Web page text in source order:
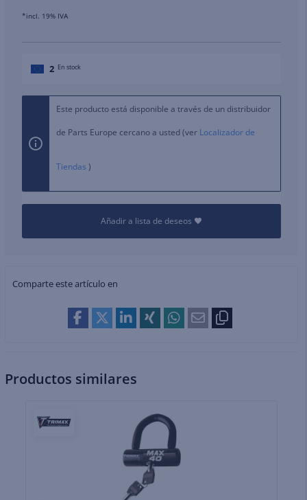
*incl. 19% IVA
2 En stock
Este producto está disponible a través de un distribuidor
de Parts Europe cercano a usted (ver Localizador de
Tiendas )
Añadir a lista de deseos
Comparte este artículo en
Productos similares